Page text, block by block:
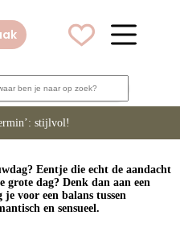
stijlvol!
Eentje die echt de aandacht
dag? Denk dan aan een
voor een balans tussen
en sensueel.